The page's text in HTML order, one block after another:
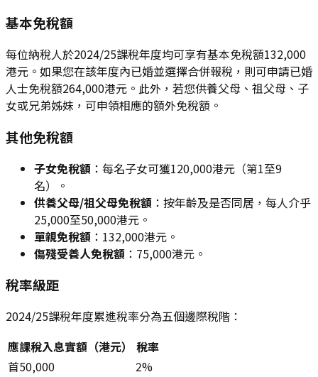
基本免稅額
每位納稅人於2024/25課稅年度均可享有基本免稅額132,000
港元。如果您在該年度內已婚並選擇合併報稅，則可申請已婚
人士免稅額264,000港元。此外，若您供養父母、祖父母、子
女或兄弟姊妹，可申領相應的額外免稅額。
其他免稅額
子女免稅額 ：每名子女可獲120,000港元（第1至9
名）。
供養父母/祖父母免稅額 ：按年齡及是否同居，每人介乎
25,000至50,000港元。
單親免稅額 ：132,000港元。
傷殘受養人免稅額 ：75,000港元。
稅率級距
2024/25課稅年度累進稅率分為五個邊際稅階：
應課稅入息實額（港元）
稅率
首50,000
2%